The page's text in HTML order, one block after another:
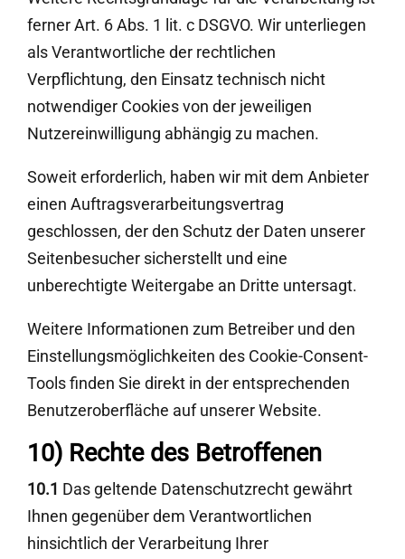
ferner Art. 6 Abs. 1 lit. c DSGVO. Wir unterliegen
als Verantwortliche der rechtlichen
Verpflichtung, den Einsatz technisch nicht
notwendiger Cookies von der jeweiligen
Nutzereinwilligung abhängig zu machen.
Soweit erforderlich, haben wir mit dem Anbieter
einen Auftragsverarbeitungsvertrag
geschlossen, der den Schutz der Daten unserer
Seitenbesucher sicherstellt und eine
unberechtigte Weitergabe an Dritte untersagt.
Weitere Informationen zum Betreiber und den
Einstellungsmöglichkeiten des Cookie-Consent-
Tools finden Sie direkt in der entsprechenden
Benutzeroberfläche auf unserer Website.
10) Rechte des Betroffenen
10.1 Das geltende Datenschutzrecht gewährt
Ihnen gegenüber dem Verantwortlichen
hinsichtlich der Verarbeitung Ihrer